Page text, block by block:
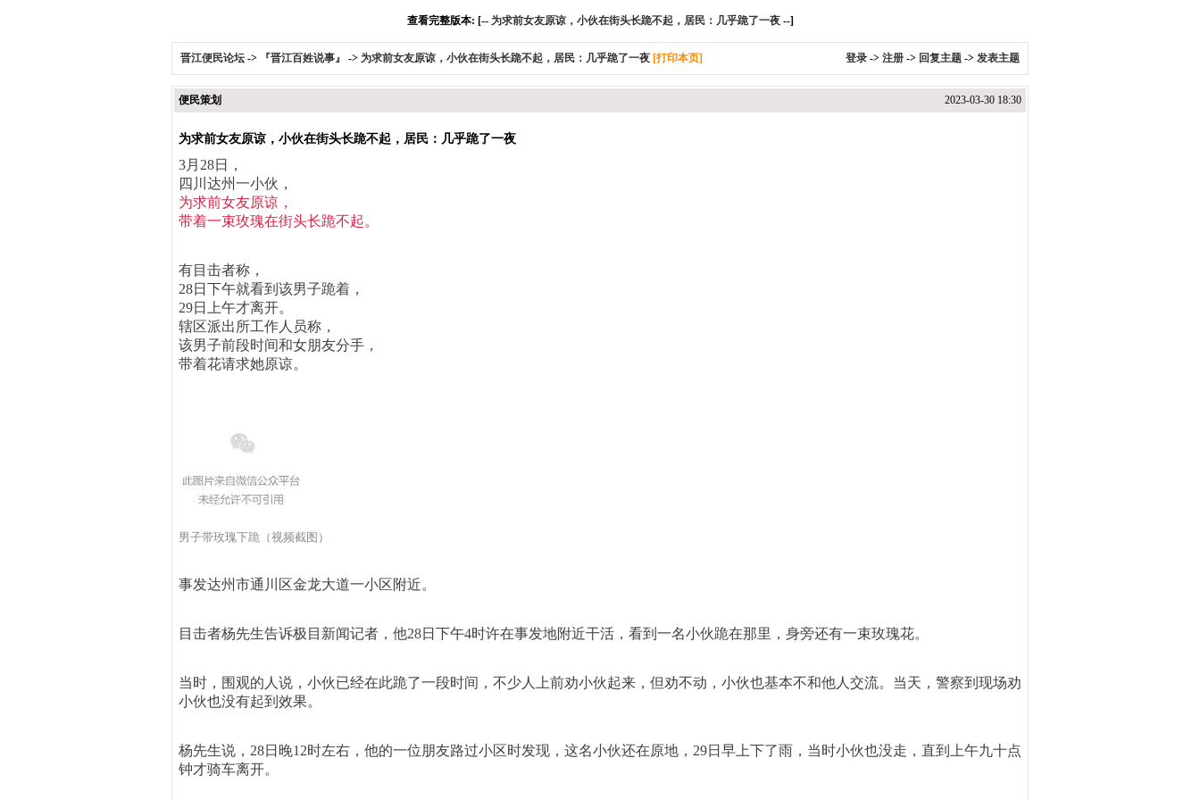
查看完整版本: [-- 为求前女友原谅，小伙在街头长跪不起，居民：几乎跪了一夜--]
晋江便民论坛 -> 『晋江百姓说事』 -> 为求前女友原谅，小伙在街头长跪不起，居民：几乎跪了一夜 [打印本页] 登录 -> 注册 -> 回复主题 -> 发表主题
便民策划 2023-03-30 18:30
为求前女友原谅，小伙在街头长跪不起，居民：几乎跪了一夜
3月28日，
四川达州一小伙，
为求前女友原谅，
带着一束玫瑰在街头长跪不起。
有目击者称，
28日下午就看到该男子跪着，
29日上午才离开。
辖区派出所工作人员称，
该男子前段时间和女朋友分手，
带着花请求她原谅。
男子带玫瑰下跪（视频截图）
事发达州市通川区金龙大道一小区附近。
目击者杨先生告诉极目新闻记者，他28日下午4时许在事发地附近干活，看到一名小伙跪在那里，身旁还有一束玫瑰花。
当时，围观的人说，小伙已经在此跪了一段时间，不少人上前劝小伙起来，但劝不动，小伙也基本不和他人交流。 当天，警察到现场劝
小伙也没有起到效果。
杨先生说，28日晚12时左右，他的一位朋友路过小区时发现，这名小伙还在原地，29日早上下了雨，当时小伙也没走，直到上午九十点
钟才骑车离开。